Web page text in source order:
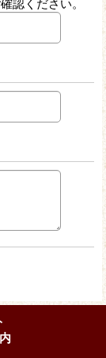
認ください。